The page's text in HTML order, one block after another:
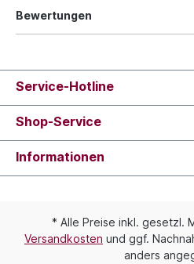
Bewertungen
Service-Hotline
Shop-Service
Informationen
* Alle Preise inkl. gesetzl.
Versandkosten und ggf.
anders